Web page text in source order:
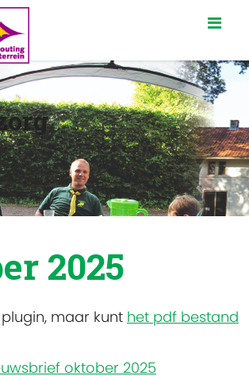
2025
maar kunt het pdf bestand
oktober 2025